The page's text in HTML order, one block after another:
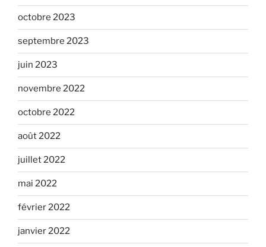
octobre 2023
septembre 2023
juin 2023
novembre 2022
octobre 2022
août 2022
juillet 2022
mai 2022
février 2022
janvier 2022